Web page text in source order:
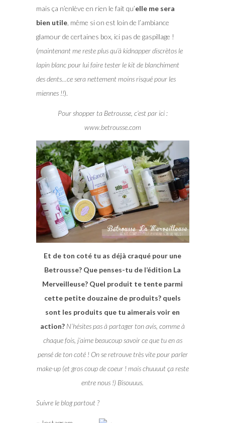
mais ça n’enlève en rien le fait qu’elle me sera
bien utile, même si on est loin de l’ambiance
glamour de certaines box, ici pas de gaspillage !
(maintenant me reste plus qu’à kidnapper discrètos le
lapin blanc pour lui faire tester le kit de blanchiment
des dents…ce sera nettement moins risqué pour les
miennes !!).
Pour shopper ta Betrousse, c’est par ici :
www.betrousse.com
Et de ton coté tu as déjà craqué pour une
Betrousse? Que penses-tu de l’édition La
Merveilleuse? Quel produit te tente parmi
cette petite douzaine de produits? quels
sont les produits que tu aimerais voir en
action? N’hésites pas à partager ton avis, comme à
chaque fois, j’aime beaucoup savoir ce que tu en as
pensé de ton coté ! On se retrouve très vite pour parler
make-up (et gros coup de coeur ! mais chuuuut ça reste
entre nous !) Bisouuus.
Suivre le blog partout ?